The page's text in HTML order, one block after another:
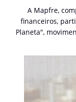
A Mapfre,
financeiros,
Planeta",